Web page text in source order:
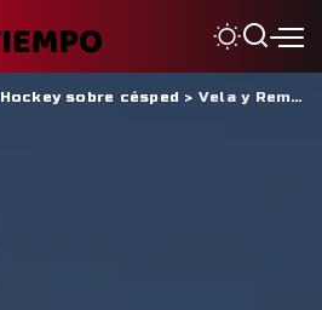
Hockey sobre césped > Vela y Remo, campeonas del Preparación de Mamis